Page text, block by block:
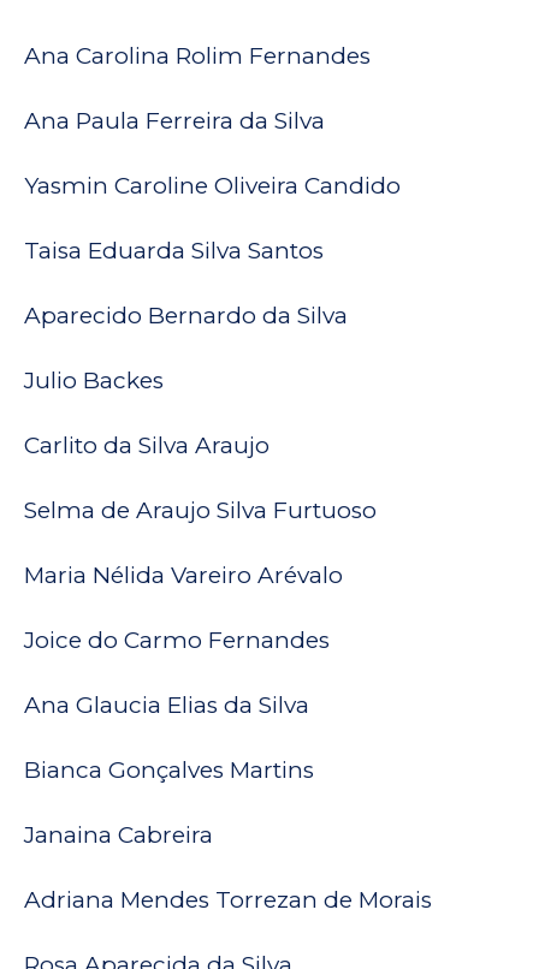
Ana Carolina Rolim Fernandes
Ana Paula Ferreira da Silva
Yasmin Caroline Oliveira Candido
Taisa Eduarda Silva Santos
Aparecido Bernardo da Silva
Julio Backes
Carlito da Silva Araujo
Selma de Araujo Silva Furtuoso
Maria Nélida Vareiro Arévalo
Joice do Carmo Fernandes
Ana Glaucia Elias da Silva
Bianca Gonçalves Martins
Janaina Cabreira
Adriana Mendes Torrezan de Morais